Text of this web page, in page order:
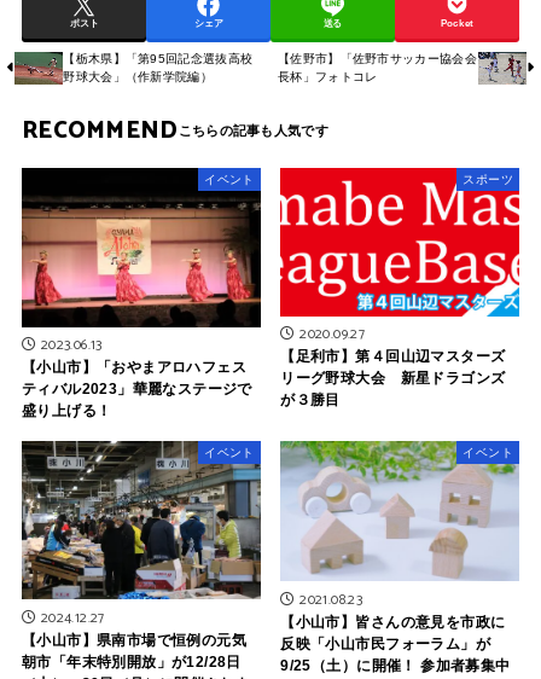
ポスト シェア 送る Pocket
【栃木県】「第95回記念選抜高校
野球大会」（作新学院編）
【佐野市】「佐野市サッカー協会会
長杯」フォトコレ
RECOMMEND
イベント
2023.06.13
【小山市】「おやまアロハフェス
ティバル2023」華麗なステージで
盛り上げる！
スポーツ
2020.09.27
【足利市】第４回山辺マスターズ
リーグ野球大会 新星ドラゴンズ
が３勝目
イベント
2024.12.27
【小山市】県南市場で恒例の元気
朝市「年末特別開放」が12/28日
イベント
2021.08.23
【小山市】皆さんの意見を市政に
反映「小山市民フォーラム」が
9/25（土）に開催！ 参加者募集中